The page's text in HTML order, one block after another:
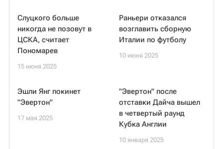
Слуцкого больше
никогда не позовут в
ЦСКА, считает
Пономарев
15 июня 2025
Раньери отказался
возглавить сборную
Италии по футболу
10 июня 2025
Эшли Янг покинет
"Эвертон"
17 мая 2025
"Эвертон" после
отставки Дайча вышел
в четвертый раунд
Кубка Англии
10 января 2025